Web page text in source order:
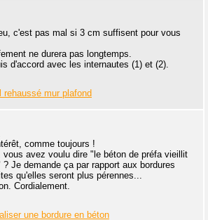
c'est pas mal si 3 cm suffisent pour vous
ne durera pas longtemps.
d'accord avec les internautes (1) et (2).
rehaussé mur plafond
comme toujours !
vous avez voulu dire "le béton de préfa vieillit
Je demande ça par rapport aux bordures
qu'elles seront plus pérennes...
Cordialement.
une bordure en béton